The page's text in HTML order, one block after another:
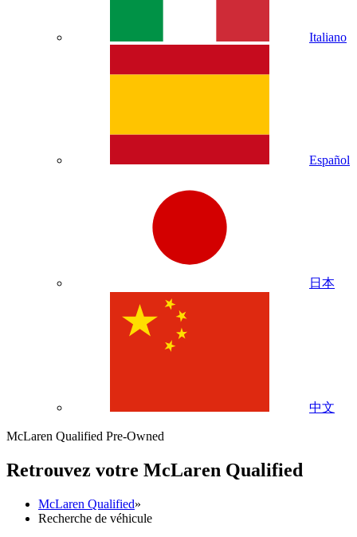
Italiano
Español
日本
中文
McLaren Qualified Pre-Owned
Retrouvez votre McLaren Qualified
McLaren Qualified»
Recherche de véhicule